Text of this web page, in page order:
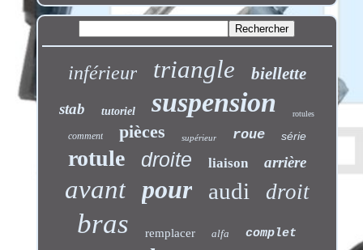
inférieur triangle biellette
stab tutoriel suspension rotules
comment pièces supérieur roue série
rotule droite liaison arrière
avant pour audi droit
bras remplacer alfa complet